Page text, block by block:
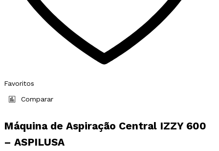
Favoritos
Comparar
Máquina de Aspiração Central IZZY 600
– ASPILUSA